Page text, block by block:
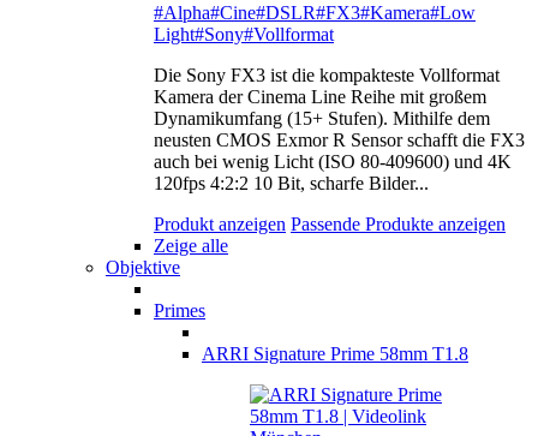
#Alpha#Cine#DSLR#FX3#Kamera#Low
Light#Sony#Vollformat
Die Sony FX3 ist die kompakteste Vollformat
Kamera der Cinema Line Reihe mit großem
Dynamikumfang (15+ Stufen). Mithilfe dem
neusten CMOS Exmor R Sensor schafft die FX3
auch bei wenig Licht (ISO 80-409600) und 4K
120fps 4:2:2 10 Bit, scharfe Bilder...
Produkt anzeigen Passende Produkte anzeigen
Zeige alle
Objektive
Primes
ARRI Signature Prime 58mm T1.8